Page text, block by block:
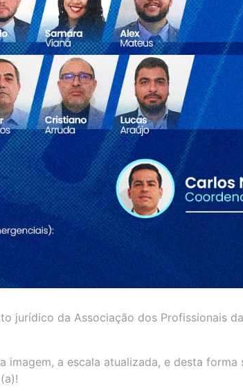
jurídico da Associação dos Profissionais
imagem, a escala atualizada, e desta forma